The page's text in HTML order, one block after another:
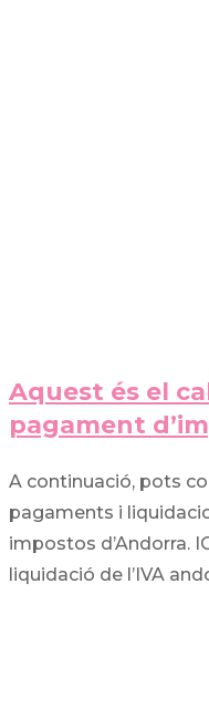
Aquest és el
pagament
A continuació, pots
pagaments i
impostos d’Andorra.
liquidació de l’IVA